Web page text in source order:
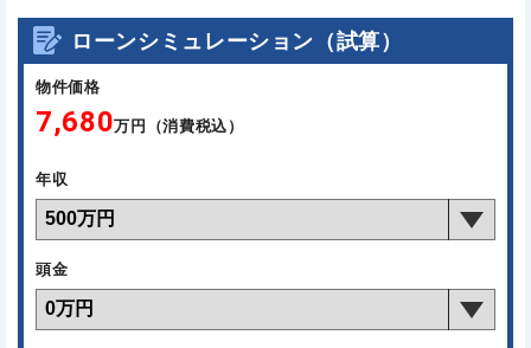
ローンシミュレーション（試算）
物件価格
7,680万円（消費税込）
年収
頭金